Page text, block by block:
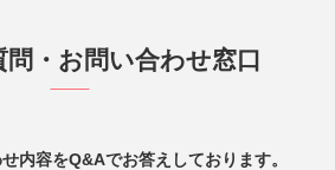
・お問い合わせ窓口
内容をQ&Aでお答えしております。